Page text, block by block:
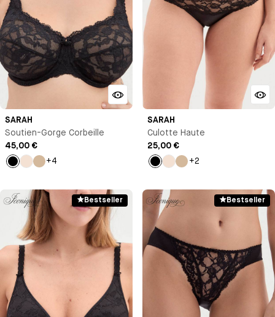
SARAH
Soutien-Gorge Corbeille
45,00 €
NoirMilk
+4
SARAH
Culotte Haute
25,00 €
NoirMilk
+2
Bestseller Bestseller